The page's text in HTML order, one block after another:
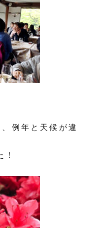
例年と天候が違
！